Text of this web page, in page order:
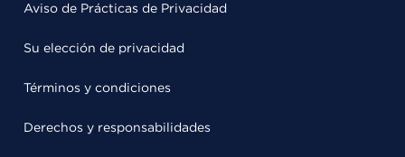
Aviso de Prácticas de Privacidad
Su elección de privacidad
Términos y condiciones
Derechos y responsabilidades